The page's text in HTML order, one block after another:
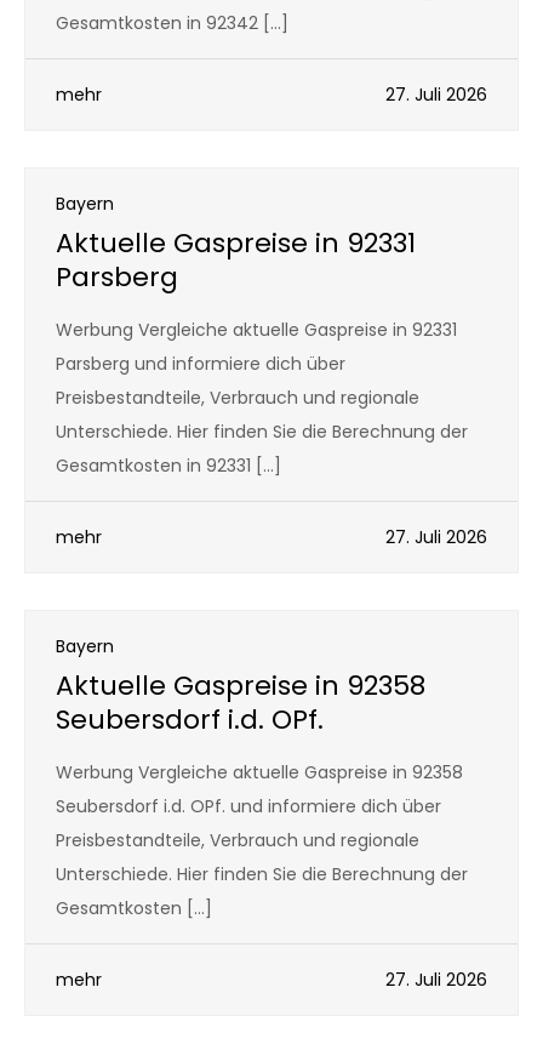
Gesamtkosten in 92342 […]
mehr 27. Juli 2026
Bayern
Aktuelle Gaspreise in 92331
Parsberg
Werbung Vergleiche aktuelle Gaspreise in 92331
Parsberg und informiere dich über
Preisbestandteile, Verbrauch und regionale
Unterschiede. Hier finden Sie die Berechnung der
Gesamtkosten in 92331 […]
mehr 27. Juli 2026
Bayern
Aktuelle Gaspreise in 92358
Seubersdorf i.d. OPf.
Werbung Vergleiche aktuelle Gaspreise in 92358
Seubersdorf i.d. OPf. und informiere dich über
Preisbestandteile, Verbrauch und regionale
Unterschiede. Hier finden Sie die Berechnung der
Gesamtkosten […]
mehr 27. Juli 2026